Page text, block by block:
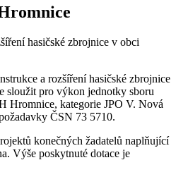
hasičské zbrojnice v obci
a rozšíření hasičské zbrojnice
sloužit pro výkon jednotky sboru
Hromnice, kategorie JPO V. Nová
ČSN 73 5710.
konečných žadatelů naplňující
Výše poskytnuté dotace je